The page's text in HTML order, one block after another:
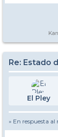
Re: Estado
El Pley
» En respuesta al